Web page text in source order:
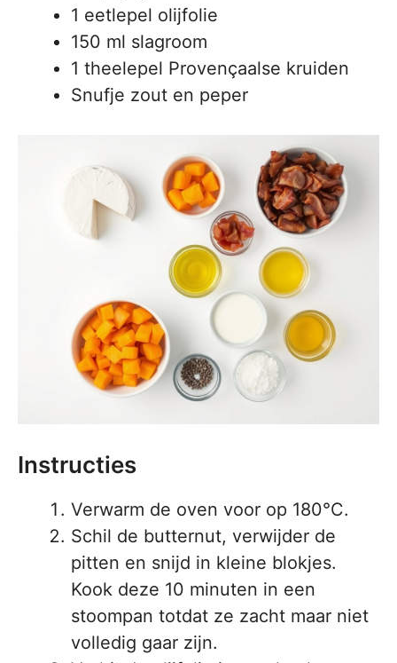
1 eetlepel olijfolie
150 ml slagroom
1 theelepel Provençaalse kruiden
Snufje zout en peper
Instructies
Verwarm de oven voor op 180°C.
Schil de butternut, verwijder de
pitten en snijd in kleine blokjes.
Kook deze 10 minuten in een
stoompan totdat ze zacht maar niet
volledig gaar zijn.